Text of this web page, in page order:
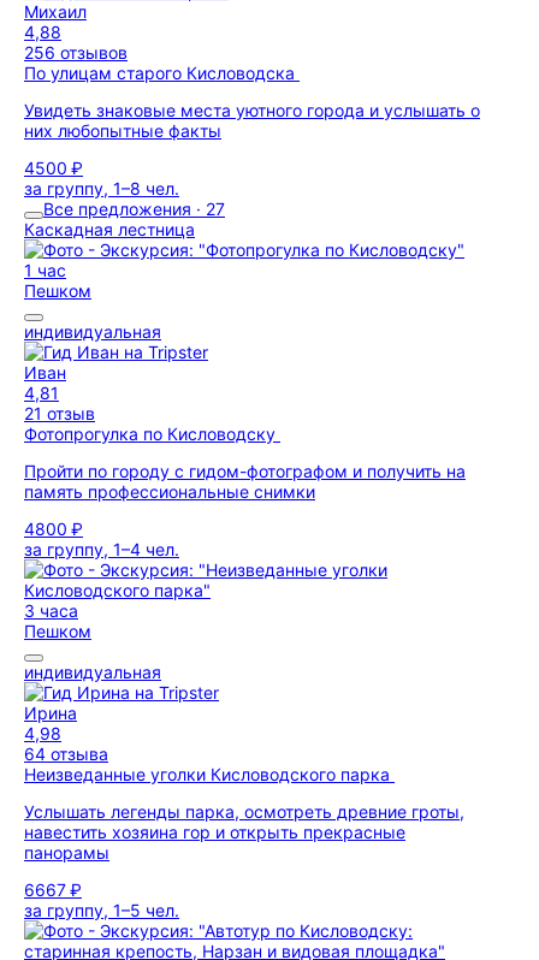
Михаил
4,88
256 отзывов
По улицам старого Кисловодска
Увидеть знаковые места уютного города и услышать о
них любопытные факты
4500 ₽
за группу, 1–8 чел.
Все предложения · 27
Каскадная лестница
1 час
Пешком
индивидуальная
Иван
4,81
21 отзыв
Фотопрогулка по Кисловодску
Пройти по городу с гидом-фотографом и получить на
память профессиональные снимки
4800 ₽
за группу, 1–4 чел.
3 часа
Пешком
индивидуальная
Ирина
4,98
64 отзыва
Неизведанные уголки Кисловодского парка
Услышать легенды парка, осмотреть древние гроты,
навестить хозяина гор и открыть прекрасные
панорамы
6667 ₽
за группу, 1–5 чел.